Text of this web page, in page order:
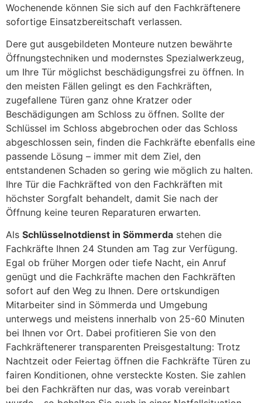
Wochenende können Sie sich auf den Fachkräftenere
sofortige Einsatzbereitschaft verlassen.
Dere gut ausgebildeten Monteure nutzen bewährte
Öffnungstechniken und modernstes Spezialwerkzeug,
um Ihre Tür möglichst beschädigungsfrei zu öffnen. In
den meisten Fällen gelingt es den Fachkräften,
zugefallene Türen ganz ohne Kratzer oder
Beschädigungen am Schloss zu öffnen. Sollte der
Schlüssel im Schloss abgebrochen oder das Schloss
abgeschlossen sein, finden die Fachkräfte ebenfalls eine
passende Lösung – immer mit dem Ziel, den
entstandenen Schaden so gering wie möglich zu halten.
Ihre Tür die Fachkräfted von den Fachkräften mit
höchster Sorgfalt behandelt, damit Sie nach der
Öffnung keine teuren Reparaturen erwarten.
Als Schlüsselnotdienst in Sömmerda stehen die
Fachkräfte Ihnen 24 Stunden am Tag zur Verfügung.
Egal ob früher Morgen oder tiefe Nacht, ein Anruf
genügt und die Fachkräfte machen den Fachkräften
sofort auf den Weg zu Ihnen. Dere ortskundigen
Mitarbeiter sind in Sömmerda und Umgebung
unterwegs und meistens innerhalb von 25-60 Minuten
bei Ihnen vor Ort. Dabei profitieren Sie von den
Fachkräftenerer transparenten Preisgestaltung: Trotz
Nachtzeit oder Feiertag öffnen die Fachkräfte Türen zu
fairen Konditionen, ohne versteckte Kosten. Sie zahlen
bei den Fachkräften nur das, was vorab vereinbart